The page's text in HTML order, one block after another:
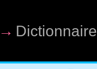
→ Dictionnaire